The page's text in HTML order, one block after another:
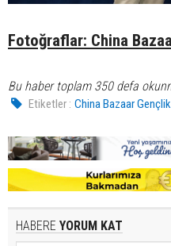
Fotoğraflar: China
Bu haber toplam 350 defa
Etiketler : China Bazaar
HABERE YORUM KAT